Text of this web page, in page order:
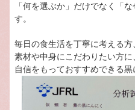
「何を選ぶか」だけでなく「
す。
毎日の食生活を丁寧に考える方
素材や中身にこだわりたい方に
自信をもっておすすめできる黒